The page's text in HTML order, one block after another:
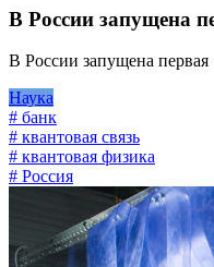
В России запущена
В России запущена первая
Наука
# банк
# квантовая связь
# квантовая физика
# Россия